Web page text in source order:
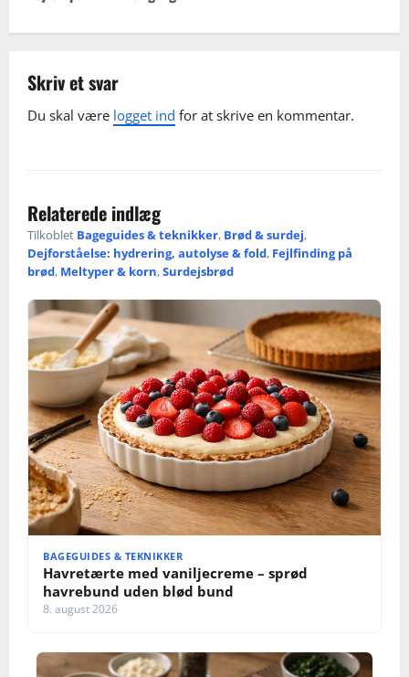
n
v
i
a
t
i
o
n
Skriv et svar
Du skal være logget ind for at skrive en kommentar.
Relaterede indlæg
Tilkoblet Bageguides & teknikker, Brød & surdej,
Dejforståelse: hydrering, autolyse & fold, Fejlfinding på
brød, Meltyper & korn,Surdejsbrød
BAGEGUIDES & TEKNIKKER
Havretærte med vaniljecreme – sprød
havrebund uden blød bund
8. august 2026